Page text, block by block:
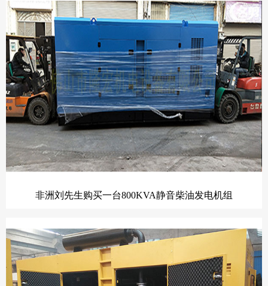
非洲刘先生购买一台800KVA静音柴油发电机组